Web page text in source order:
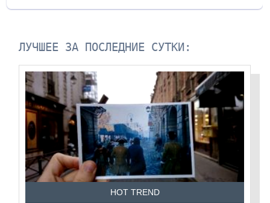
ЛУЧШЕЕ ЗА ПОСЛЕДНИЕ СУТКИ:
HOT TREND